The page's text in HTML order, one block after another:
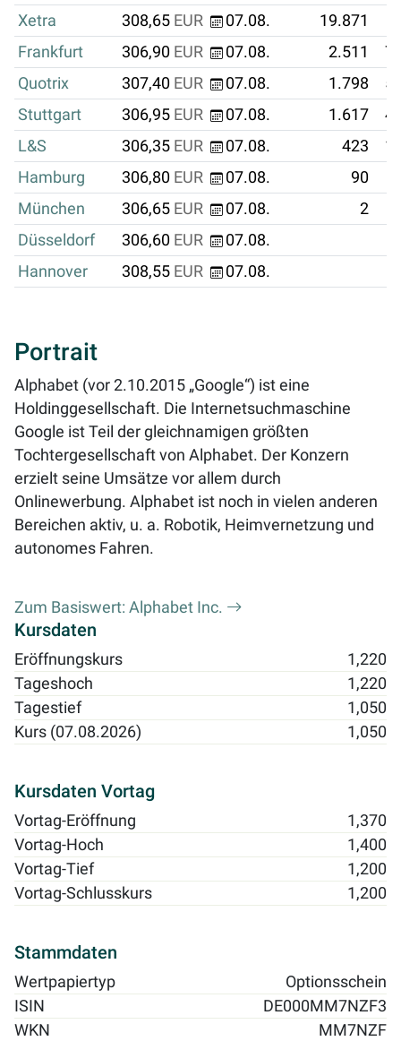
Xetra
308,65 EUR 07.08. 19.871
Frankfurt
306,90 EUR 07.08. 2.511
Quotrix
307,40 EUR 07.08. 1.798
Stuttgart
306,95 EUR 07.08. 1.617
L&S
306,35 EUR 07.08. 423
Hamburg
306,80 EUR 07.08. 90
München
306,65 EUR 07.08.
2
Düsseldorf
306,60 EUR
07.08.
Hannover
308,55 EUR 07.08.
Portrait
Alphabet (vor 2.10.2015 „Google“) ist eine
Holdinggesellschaft. Die Internetsuchmaschine
Google ist Teil der gleichnamigen größten
Tochtergesellschaft von Alphabet. Der Konzern
erzielt seine Umsätze vor allem durch
Onlinewerbung. Alphabet ist noch in vielen anderen
Bereichen aktiv, u. a. Robotik, Heimvernetzung und
autonomes Fahren.
Zum Basiswert: Alphabet Inc.
Kursdaten
Eröffnungskurs
1,220
Tageshoch
1,220
Tagestief
1,050
Kurs (07.08.2026)
1,050
Kursdaten Vortag
Vortag-Eröffnung
1,370
Vortag-Hoch
1,400
Vortag-Tief
1,200
Vortag-Schlusskurs
1,200
Stammdaten
Wertpapiertyp
Optionsschein
ISIN
DE000MM7NZF3
WKN
MM7NZF